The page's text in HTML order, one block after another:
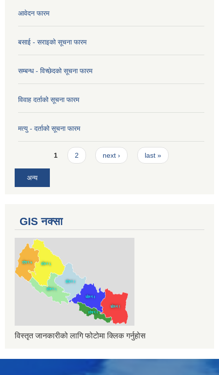
आवेदन फारम
बसाई - सराइको सूचना फारम
सम्बन्ध - विच्छेदको सूचना फारम
विवाह दर्ताको सूचना फारम
मत्यु - दर्ताको सूचना फारम
Pages1 2 next › last »
अन्य
GIS नक्सा
विस्तृत जानकारीको लागि फोटोमा क्लिक गर्नुहोस